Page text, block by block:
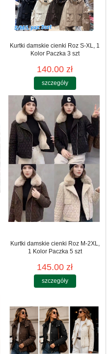
Kurtki damskie cienki Roz S-XL, 1
Kolor Paczka 3 szt
140.00 zł
szczegóły
Kurtki damskie cienki Roz M-2XL,
1 Kolor Paczka 5 szt
145.00 zł
szczegóły